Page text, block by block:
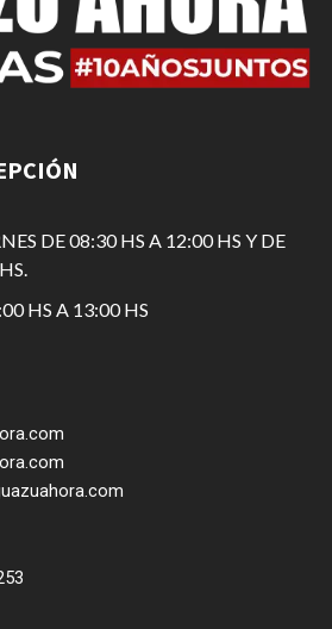
DE 08:30 HS A 12:00 HS Y DE
HS A 13:00 HS